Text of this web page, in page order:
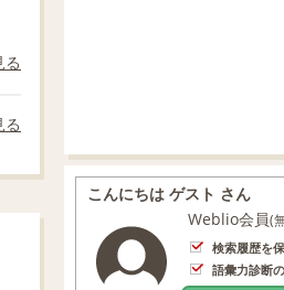
る
る
こんにちは ゲスト さん
Weblio会員(
検索履歴を
語彙力診断